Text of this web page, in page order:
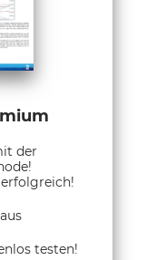
der
testen!